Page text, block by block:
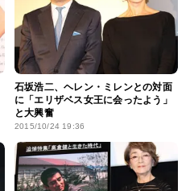
石坂浩二、ヘレン・ミレンとの対面
に「エリザベス女王に会ったよう」
と大興奮
2015/10/24 19:36